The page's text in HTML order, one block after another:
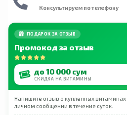
Консультируем по телефону
ПОДАРОК ЗА ОТЗЫВ
Промокод за отзыв
до 10 000 сум
СКИДКА НА ВИТАМИНЫ
Напишите отзыв о купленных
личном сообщении в течение суток.